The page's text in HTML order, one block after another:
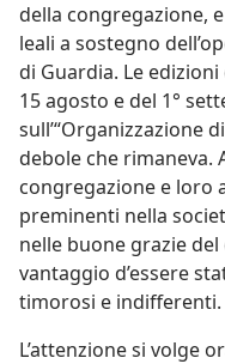
della congregazione,
leali a sostegno
di Guardia. Le edizioni
15 agosto e del 1°
sull’“Organizzazione
debole che rimaneva.
congregazione e loro
preminenti nella
nelle buone grazie
vantaggio d’essere
timorosi e indifferenti.
L’attenzione si volge